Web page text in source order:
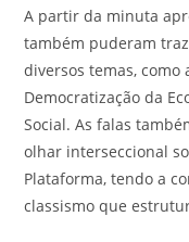
A partir da minuta
também puderam
diversos temas, como
Democratização da
Social. As falas
olhar interseccional
Plataforma, tendo a
classismo que